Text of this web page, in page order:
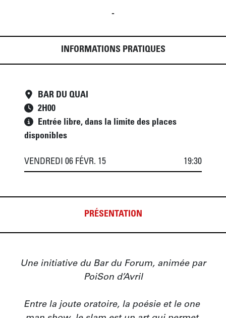
-
INFORMATIONS PRATIQUES
BAR DU QUAI
2H00
Entrée libre, dans la limite des places
disponibles
VENDREDI 06 FÉVR. 15 19:30
PRÉSENTATION
Une initiative du Bar du Forum, animée par
PoiSon d’Avril
Entre la joute oratoire, la poésie et le one